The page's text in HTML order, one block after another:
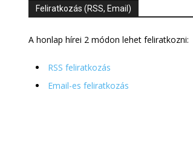
Feliratkozás (RSS, Email)
A honlap hírei 2 módon lehet feliratkozni:
RSS feliratkozás
Email-es feliratkozás